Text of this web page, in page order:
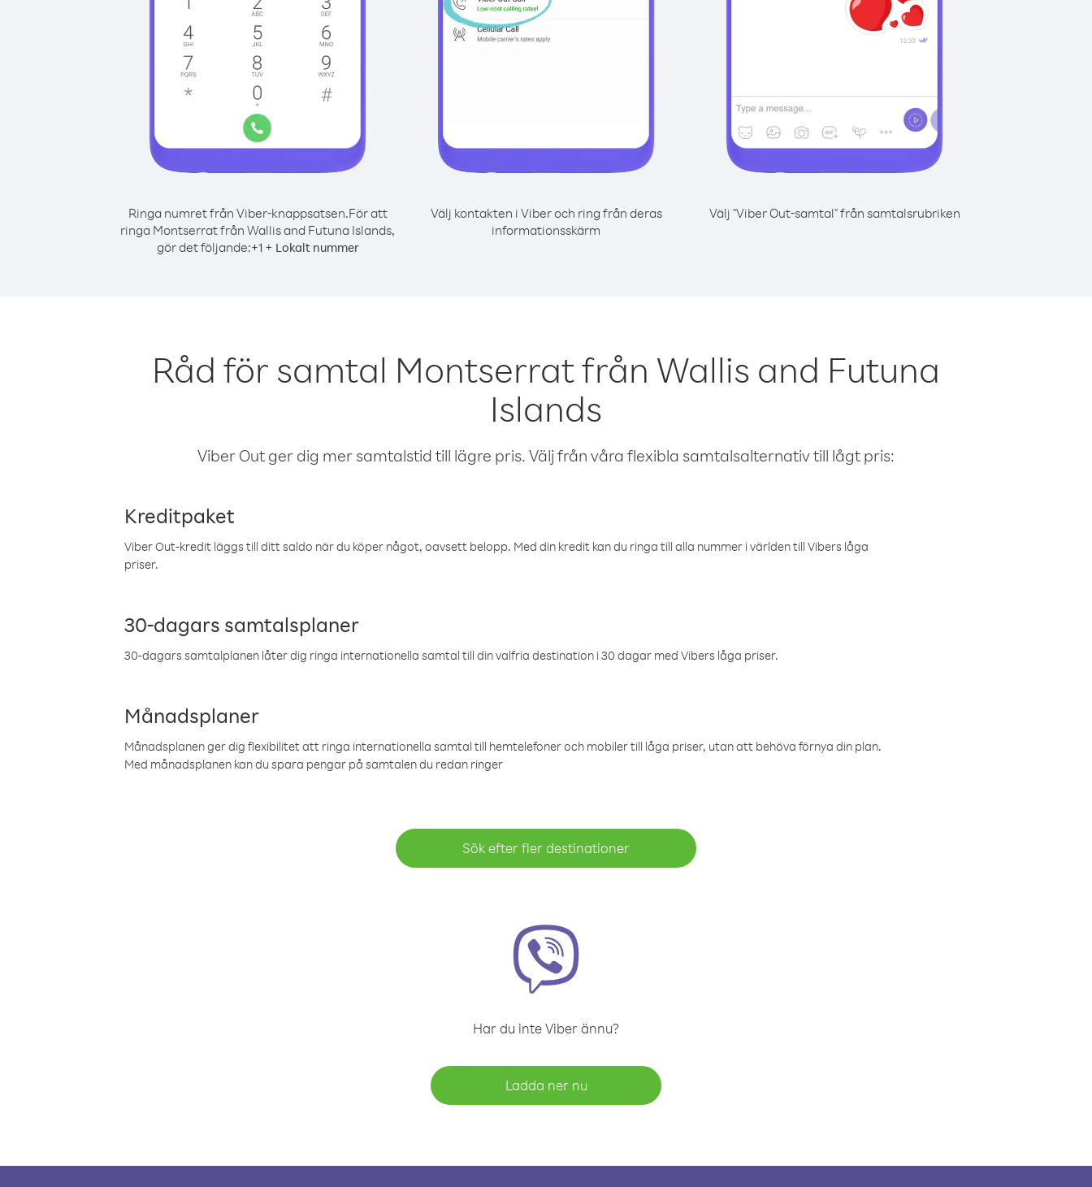
Ringa numret från Viber-knappsatsen.För att
ringa Montserrat från Wallis and Futuna Islands,
gör det följande:+1+ Lokalt nummer
Välj kontakten i Viber och ring från deras
informationsskärm
Välj "Viber Out-samtal" från samtalsrubriken
Råd för samtal Montserrat från Wallis and Futuna
Islands
Viber Out ger dig mer samtalstid till lägre pris. Välj från våra flexibla samtalsalternativ till lågt pris:
Kreditpaket
Viber Out-kredit läggs till ditt saldo när du köper något, oavsett belopp. Med din kredit kan du ringa till alla nummer i världen till Vibers låga
priser.
30-dagars samtalsplaner
30-dagars samtalplanen låter dig ringa internationella samtal till din valfria destination i 30 dagar med Vibers låga priser.
Månadsplaner
Månadsplanen ger dig flexibilitet att ringa internationella samtal till hemtelefoner och mobiler till låga priser, utan att behöva förnya din plan.
Med månadsplanen kan du spara pengar på samtalen du redan ringer
Sök efter fler destinationer
Har du inte Viber ännu?
Ladda ner nu